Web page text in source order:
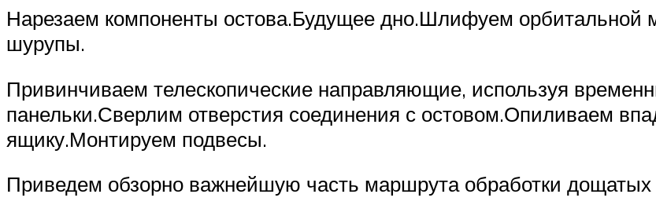
Нарезаем компоненты остова.Будущее дно.Шлифуем орбитальной
шурупы.
Привинчиваем телескопические направляющие, используя
панельки.Сверлим отверстия соединения с остовом.Опиливаем
ящику.Монтируем подвесы.
Приведем обзорно важнейшую часть маршрута обработки